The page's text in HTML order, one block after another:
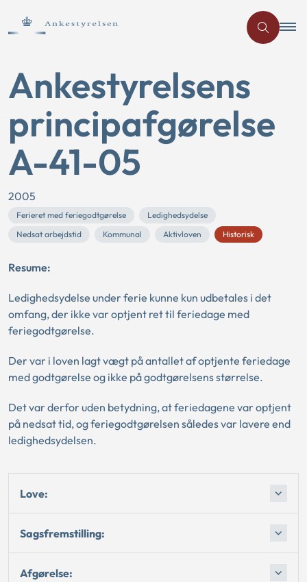
Ankestyrelsens
principafgørelse
A-41-05
2005
Ferieret med feriegodtgørelse
Ledighedsydelse
Nedsat arbejdstid
Kommunal Aktivloven Historisk
Resume:
Ledighedsydelse under ferie kunne kun udbetales i det
omfang, der ikke var optjent ret til feriedage med
feriegodtgørelse.
Der var i loven lagt vægt på antallet af optjente feriedage
med godtgørelse og ikke på godtgørelsens størrelse.
Det var derfor uden betydning, at feriedagene var optjent
på nedsat tid, og feriegodtgørelsen således var lavere end
ledighedsydelsen.
Love:
Sagsfremstilling:
Afgørelse: